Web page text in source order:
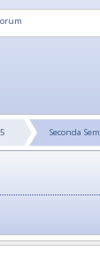
Seconda